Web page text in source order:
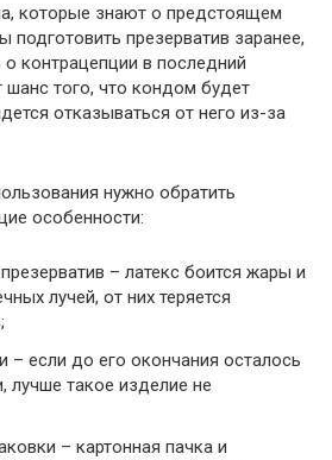
которые знают о предстоящем
презерватив заранее,
контрацепции в последний
шанс того, что кондом будет
отказываться от него из-за
нужно обратить
особенности:
– латекс боится жары и
лучей, от них теряется
– если до его окончания осталось
лучше такое изделие не
– картонная пачка и